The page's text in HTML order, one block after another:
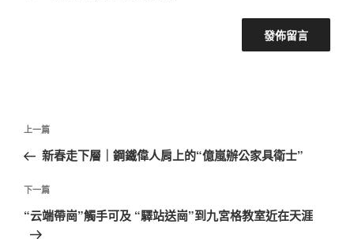
文
導
覽
上
一
文
章
上一篇
新春走下層｜鋼鐵偉人肩上的“億嵐辦公家具衛士”
下
一
篇
下一篇
“云端帶崗”觸手可及 “驛站送崗”到九宮格教室近在天涯